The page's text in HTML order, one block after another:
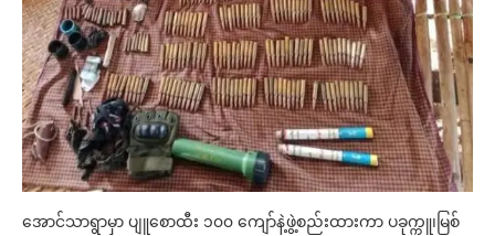
အောင်သာရွာမှာ ပျူစောထီး ၁၀၀ ကျော်နဲ့ဖွဲ့စည်းထားကာ ပခုက္ကူ၊မြစ်